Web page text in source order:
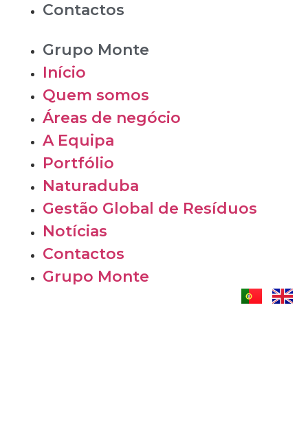
Contactos
Grupo Monte
Início
Quem somos
Áreas de negócio
A Equipa
Portfólio
Naturaduba
Gestão Global de Resíduos
Notícias
Contactos
Grupo Monte